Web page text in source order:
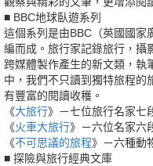
■ BBC地球臥遊系列
這個系列是由BBC（英國國家
編而成。旅行家記錄旅行，攝
跨媒體製作產生的新文類，執
中，我們不只讀到獨特旅程的
有豐富的閱讀收穫。
《大旅行》－七位旅行名家七
《火車大旅行》－六位名家六
《不可思議的旅程》－六種動
■ 探險與旅行經典文庫